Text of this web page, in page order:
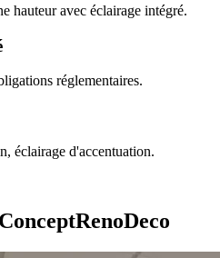
hauteur avec éclairage intégré.
réglementaires.
éclairage d'accentuation.
ConceptRenoDeco